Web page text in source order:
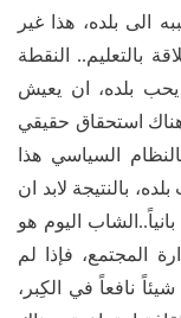
الى بلده، هذا غير
بالتعليم.. النقطة
يحب بلده، ان يعيش
استحقاق حقيقي
السياسي هذا
بالنتيجة لابد ان
اليوم هو
المجتمع، فإذا لم
نافعاً في الكِبر،